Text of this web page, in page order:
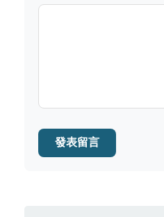
發表留言